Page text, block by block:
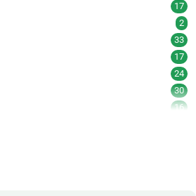
17
2
33
17
24
30
16